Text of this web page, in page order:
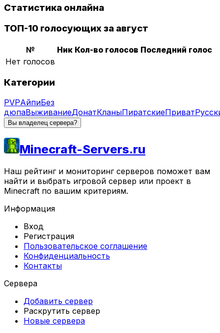
Статистика онлайна
ТОП-10 голосующих за август
№ Ник Кол-во голосов Последний голос
Нет голосов
Категории
PVPАйпиБез
дюпаВыживаниеДонатКланыПиратскиеПриват
Вы владелец сервера?
Minecraft-Servers.ru
Наш рейтинг и мониторинг серверов поможет вам
найти и выбрать игровой сервер или проект в
Minecraft по вашим критериям.
Информация
Вход
Регистрация
Пользовательское соглашение
Конфиденциальность
Контакты
Сервера
Добавить сервер
Раскрутить сервер
Новые сервера